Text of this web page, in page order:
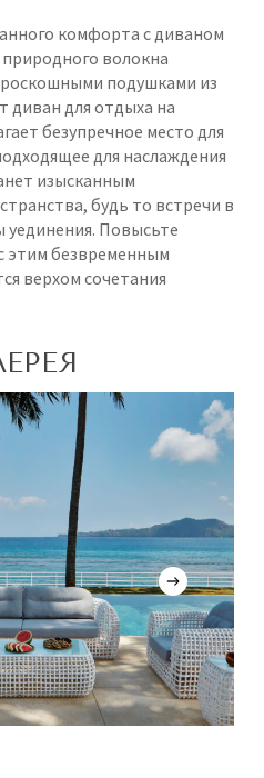
комфорта с диваном
волокна
подушками из
диван для отдыха на
безупречное место для
для наслаждения
изысканным
будь то встречи в
уединения. Повысьте
этим безвременным
верхом сочетания